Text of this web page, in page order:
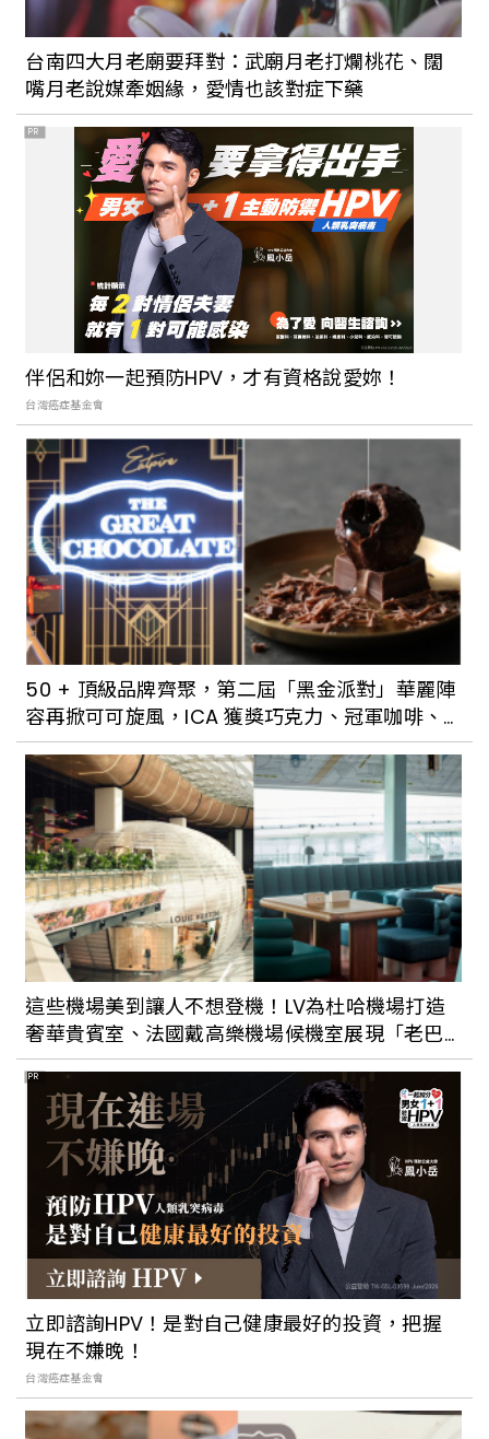
誠品24小時書店回來了！座落台北松菸，
6大特色從咖啡廳、書區、黑膠唱片到文具
一次整理
台北松菸隱藏秘境：「不只是圖書館」，
將澡堂煥發成藝文空間
台南四大月老廟要拜對：武廟月老打爛桃花、闊
嘴月老說媒牽姻緣，愛情也該對症下藥
PR
伴侶和妳一起預防HPV，才有資格說愛妳！
台灣癌症基金會
50 + 頂級品牌齊聚，第二屆「黑金派對」華麗陣
容再掀可可旋風，ICA 獲獎巧克力、冠軍咖啡、
亞洲五十大酒吧一次滿足
這些機場美到讓人不想登機！LV為杜哈機場打造
奢華貴賓室、法國戴高樂機場候機室展現「老巴
黎」美學
PR
立即諮詢HPV！是對自己健康最好的投資，把握
現在不嫌晚！
台灣癌症基金會